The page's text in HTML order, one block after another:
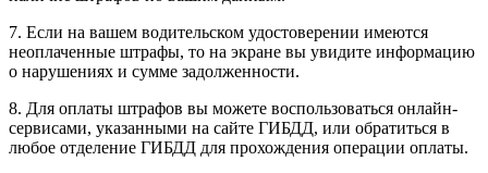
7. Если на вашем водительском удостоверении имеются
неоплаченные штрафы, то на экране вы увидите информацию
о нарушениях и сумме задолженности.
8. Для оплаты штрафов вы можете воспользоваться онлайн-
сервисами, указанными на сайте ГИБДД, или обратиться в
любое отделение ГИБДД для прохождения операции оплаты.